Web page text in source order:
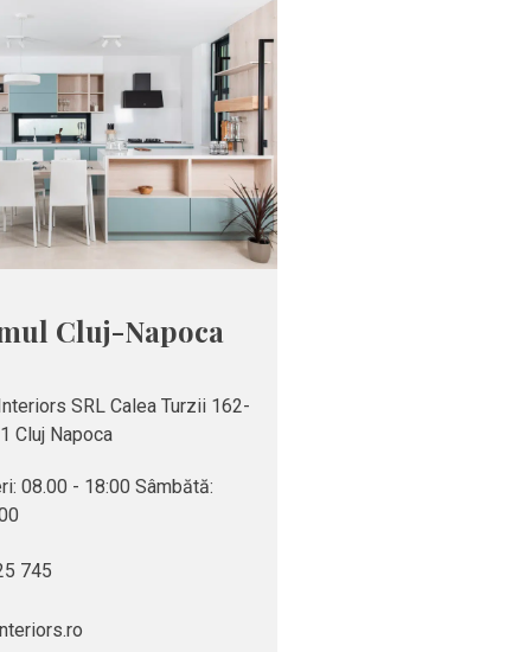
Cluj-Napoca
SRL Calea Turzii 162-
Cluj Napoca
08.00 - 18:00 Sâmbătă:
745